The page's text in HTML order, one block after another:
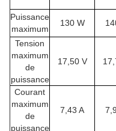
Puissance
maximum
130 W
Tension
maximum
de
puissance
17,50 V
Courant
maximum
de
puissance
7,43 A